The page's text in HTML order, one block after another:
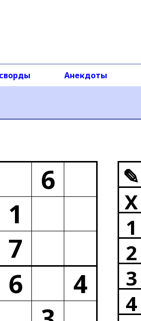
Анекдоты
6
1
7
6
4
✎
X
1
2
3
4